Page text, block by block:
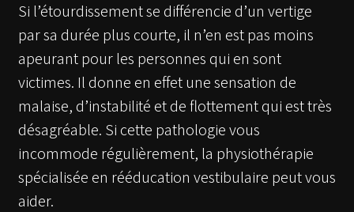
Si l’étourdissement se différencie d’un vertige
par sa durée plus courte, il n’en est pas moins
apeurant pour les personnes qui en sont
victimes. Il donne en effet une sensation de
malaise, d’instabilité et de flottement qui est très
désagréable. Si cette pathologie vous
incommode régulièrement, la physiothérapie
spécialisée en rééducation vestibulaire peut vous
aider.